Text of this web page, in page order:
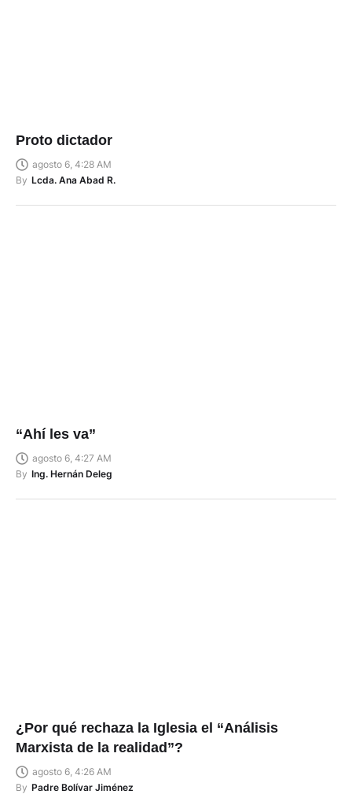
Proto dictador
agosto 6, 4:28 AM
By Lcda. Ana Abad R.
“Ahí les va”
agosto 6, 4:27 AM
By Ing. Hernán Deleg
¿Por qué rechaza la Iglesia el “Análisis
Marxista de la realidad”?
agosto 6, 4:26 AM
By Padre Bolívar Jiménez